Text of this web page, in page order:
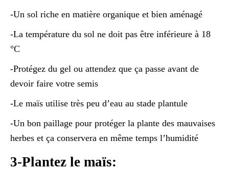
-Un sol riche en matière organique et bien aménagé
-La température du sol ne doit pas être inférieure à 18
°C
-Protégez du gel ou attendez que ça passe avant de
devoir faire votre semis
-Le maïs utilise très peu d’eau au stade plantule
-Un bon paillage pour protéger la plante des mauvaises
herbes et ça conservera en même temps l’humidité
3-Plantez le maïs: